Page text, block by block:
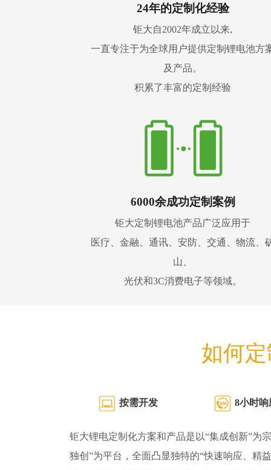
24年的定制化经验
钜大自2002年成立以来,
一直专注于为全球用户提供定制锂电池方
及产品。
积累了丰富的定制经验
6000余成功定制案例
钜大定制锂电池产品广泛应用于
医疗、金融、通讯、安防、交通、物流、
山、
光伏和3C消费电子等领域。
如何
按需开发 8小时响
钜大锂电定制化方案和产品是以“集成创新”为
独创”为平台，全面凸显独特的“快速响应、精